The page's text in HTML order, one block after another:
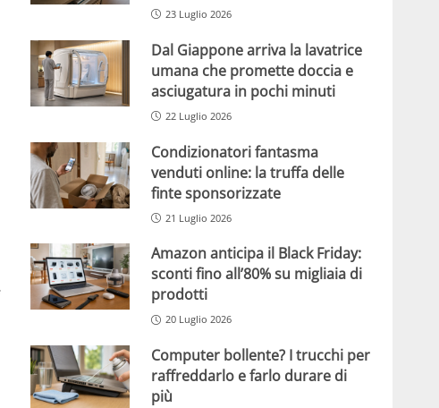
23 Luglio 2026
Dal Giappone arriva la lavatrice
umana che promette doccia e
asciugatura in pochi minuti
22 Luglio 2026
Condizionatori fantasma
venduti online: la truffa delle
finte sponsorizzate
21 Luglio 2026
Amazon anticipa il Black Friday:
sconti fino all’80% su migliaia di
prodotti
20 Luglio 2026
Computer bollente? I trucchi per
raffreddarlo e farlo durare di
più